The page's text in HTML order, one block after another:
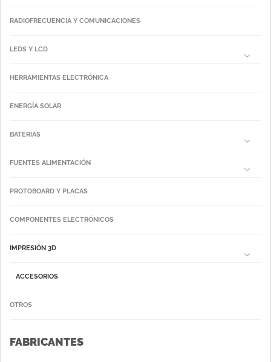
RADIOFRECUENCIA Y COMUNICACIONES
LEDS Y LCD
HERRAMIENTAS ELECTRÓNICA
ENERGÍA SOLAR
BATERIAS
FUENTES ALIMENTACIÓN
PROTOBOARD Y PLACAS
COMPONENTES ELECTRÓNICOS
IMPRESIÓN 3D
ACCESORIOS
OTROS
FABRICANTES